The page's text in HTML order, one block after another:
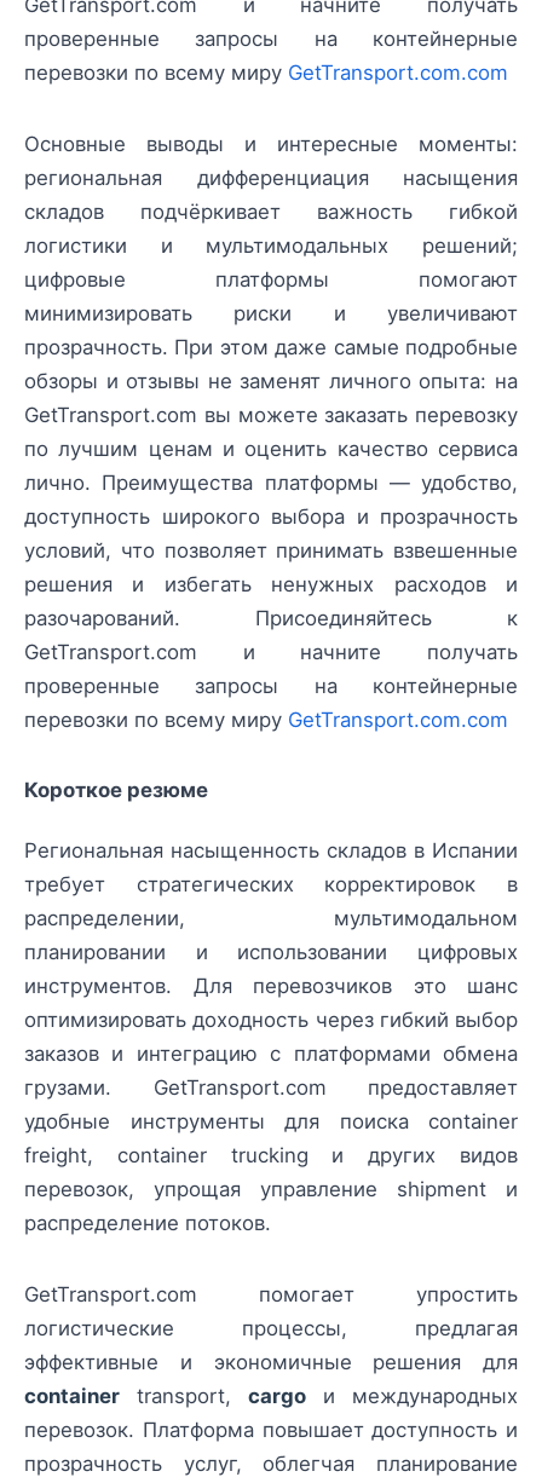
GetTransport.com и начните получать
проверенные запросы на контейнерные
перевозки по всему миру GetTransport.com.com
Основные выводы и интересные моменты:
региональная дифференциация насыщения
складов подчёркивает важность гибкой
логистики и мультимодальных решений;
цифровые платформы помогают
минимизировать риски и увеличивают
прозрачность. При этом даже самые подробные
обзоры и отзывы не заменят личного опыта: на
GetTransport.com вы можете заказать перевозку
по лучшим ценам и оценить качество сервиса
лично. Преимущества платформы — удобство,
доступность широкого выбора и прозрачность
условий, что позволяет принимать взвешенные
решения и избегать ненужных расходов и
разочарований. Присоединяйтесь к
GetTransport.com и начните получать
проверенные запросы на контейнерные
перевозки по всему миру GetTransport.com.com
Короткое резюме
Региональная насыщенность складов в Испании
требует стратегических корректировок в
распределении, мультимодальном
планировании и использовании цифровых
инструментов. Для перевозчиков это шанс
оптимизировать доходность через гибкий выбор
заказов и интеграцию с платформами обмена
грузами. GetTransport.com предоставляет
удобные инструменты для поиска container
freight, container trucking и других видов
перевозок, упрощая управление shipment и
распределение потоков.
GetTransport.com помогает упростить
логистические процессы, предлагая
эффективные и экономичные решения для
container transport, cargo и международных
перевозок. Платформа повышает доступность и
прозрачность услуг, облегчая планирование